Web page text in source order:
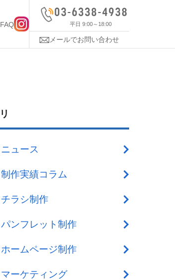
FAQ 平日 9:00～18:00
メールでお問い合わせ
ニュース
制作実績コラム
チラシ制作
パンフレット制作
ホームページ制作
マーケティング